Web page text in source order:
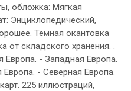
обложка: Мягкая
Энциклопедический,
Темная окантовка
от складского хранения. .
- Западная Европа.
- Северная Европа.
225 иллюстраций,